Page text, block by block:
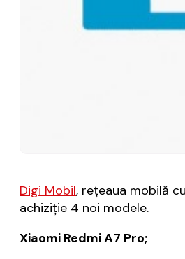
Digi Mobil, reţeaua mobilă
achiziţie 4 noi modele.
Xiaomi Redmi A7 Pro;